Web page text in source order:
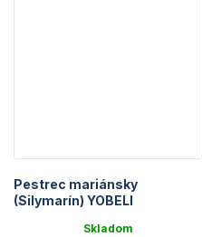
Pestrec mariánsky
(Silymarín) YOBELI
Skladom